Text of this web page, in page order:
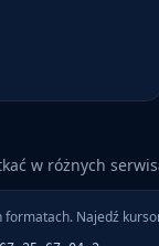
w różnych
Najedź